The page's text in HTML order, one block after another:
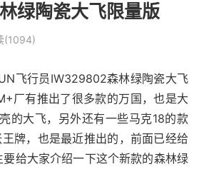
绿陶瓷大飞限量版
(1094)
飞行员IW329802森林绿陶瓷大飞
厂有推出了很多款的万国，也是大
的大飞，另外还有一些马克18的款
牌，也是最近推出的，前面已经给
给大家介绍一下这个新款的森林绿